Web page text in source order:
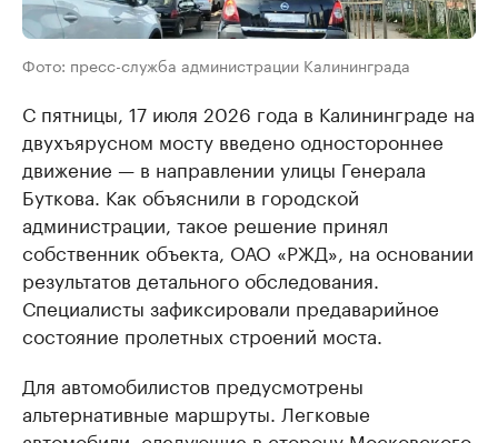
Фото: пресс-служба администрации Калининграда
С пятницы, 17 июля 2026 года в Калининграде на
двухъярусном мосту введено одностороннее
движение — в направлении улицы Генерала
Буткова. Как объяснили в городской
администрации, такое решение принял
собственник объекта, ОАО «РЖД», на основании
результатов детального обследования.
Специалисты зафиксировали предаварийное
состояние пролетных строений моста.
Для автомобилистов предусмотрены
альтернативные маршруты. Легковые